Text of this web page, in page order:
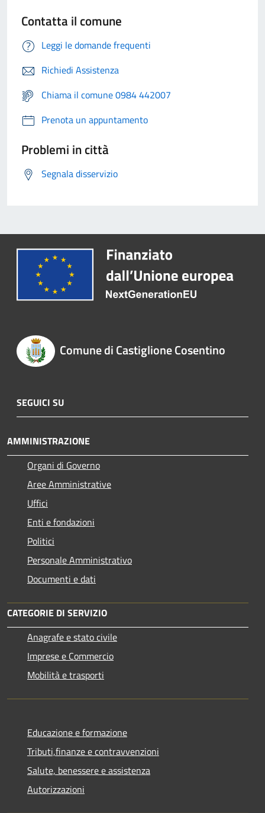
Contatta il comune
Leggi le domande frequenti
Richiedi Assistenza
Chiama il comune 0984 442007
Prenota un appuntamento
Problemi in città
Segnala disservizio
Comune di Castiglione Cosentino
SEGUICI SU
AMMINISTRAZIONE
Organi di Governo
Aree Amministrative
Uffici
Enti e fondazioni
Politici
Personale Amministrativo
Documenti e dati
CATEGORIE DI SERVIZIO
Anagrafe e stato civile
Imprese e Commercio
Mobilità e trasporti
Educazione e formazione
Tributi,finanze e contravvenzioni
Salute, benessere e assistenza
Autorizzazioni